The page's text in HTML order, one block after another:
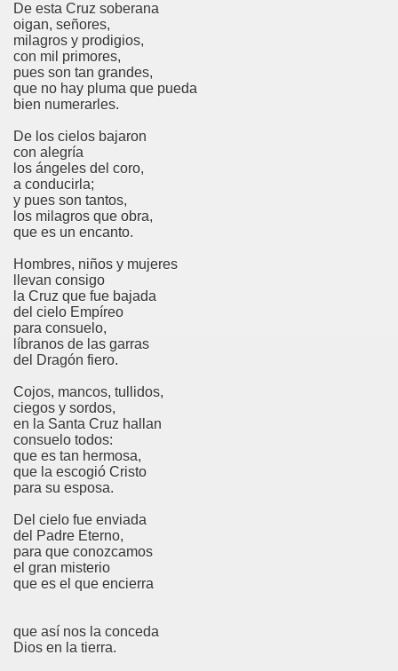
De esta Cruz soberana
oigan, señores,
milagros y prodigios,
con mil primores,
pues son tan grandes,
que no hay pluma que pueda
bien numerarles.
De los cielos bajaron
con alegría
los ángeles del coro,
a conducirla;
y pues son tantos,
los milagros que obra,
que es un encanto.
Hombres, niños y mujeres
llevan consigo
la Cruz que fue bajada
del cielo Empíreo
para consuelo,
líbranos de las garras
del Dragón fiero.
Cojos, mancos, tullidos,
ciegos y sordos,
en la Santa Cruz hallan
consuelo todos:
que es tan hermosa,
que la escogió Cristo
para su esposa.
Del cielo fue enviada
del Padre Eterno,
para que conozcamos
el gran misterio
que es el que encierra
que así nos la conceda
Dios en la tierra.